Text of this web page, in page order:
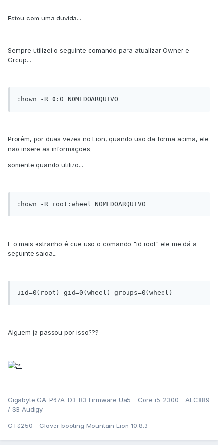
Estou com uma duvida...
Sempre utilizei o seguinte comando para atualizar Owner e
Group...
chown -R 0:0 NOMEDOARQUIVO
Prorém, por duas vezes no Lion, quando uso da forma acima, ele
não insere as informações,
somente quando utilizo...
chown -R root:wheel NOMEDOARQUIVO
E o mais estranho é que uso o comando "id root" ele me dá a
seguinte saida...
uid=0(root) gid=0(wheel) groups=0(wheel)
Alguem ja passou por isso???
Gigabyte GA-P67A-D3-B3 Firmware Ua5 - Core i5-2300 - ALC889
/ SB Audigy
GTS250 - Clover booting Mountain Lion 10.8.3